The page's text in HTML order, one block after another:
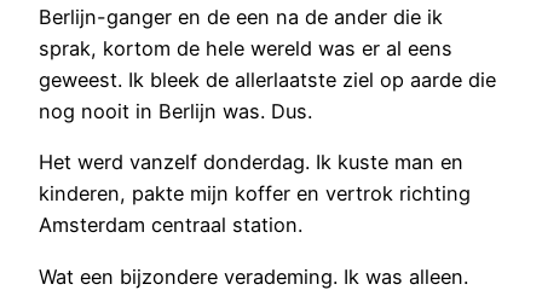
Berlijn-ganger en de een na de ander die ik
sprak, kortom de hele wereld was er al eens
geweest. Ik bleek de allerlaatste ziel op aarde die
nog nooit in Berlijn was. Dus.
Het werd vanzelf donderdag. Ik kuste man en
kinderen, pakte mijn koffer en vertrok richting
Amsterdam centraal station.
Wat een bijzondere verademing. Ik was alleen.